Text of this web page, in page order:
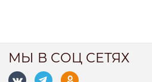
МЫ В СОЦ СЕТЯХ